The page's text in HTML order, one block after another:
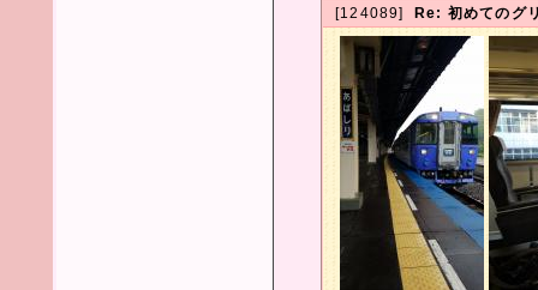
[124089] Re: 初めてのグ